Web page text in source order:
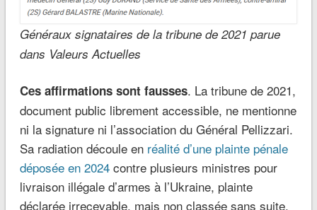
Généraux signataires de la tribune de 2021 parue
dans Valeurs Actuelles
Ces affirmations sont fausses. La tribune de 2021,
document public librement accessible, ne mentionne
ni la signature ni l’association du Général Pellizzari.
Sa radiation découle en réalité d’une plainte pénale
déposée en 2024contre plusieurs ministres pour
livraison illégale d’armes à l’Ukraine, plainte
déclarée irrecevable, mais non classée sans suite,